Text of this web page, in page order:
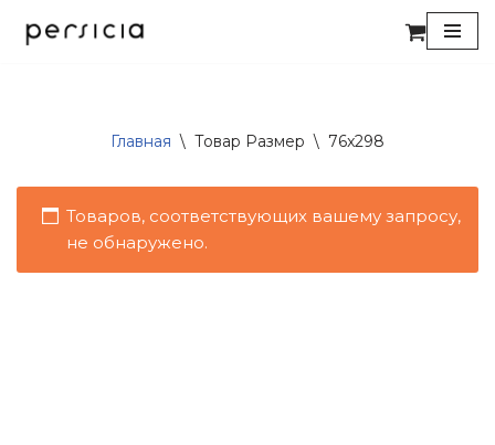
Главная \ Товар Размер \ 76x298
Товаров, соответствующих вашему запросу,
не обнаружено.